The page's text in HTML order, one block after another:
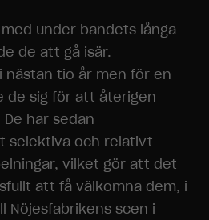
under bandets långa
de att gå isär.
tio år men för en
de sig för att återigen
har sedan
selektiva och relativt
vilket gör att det
att få välkomna dem, i
Nöjesfabrikens scen i
inte att välja
bort. De
behövs för
att
hemsidan
över huvud
fungera.
Statistik